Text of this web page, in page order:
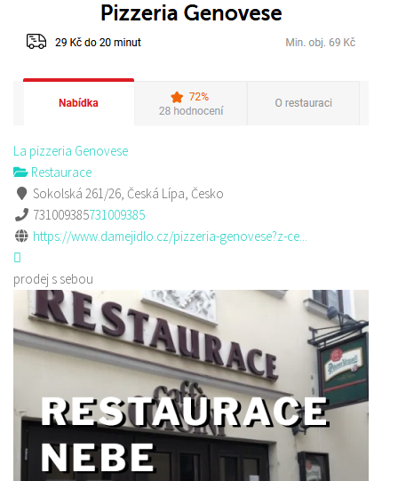
La pizzeria Genovese
Restaurace
Sokolská 261/26, Česká Lípa, Česko
731009385731009385
https://www.damejidlo.cz/pizzeria-genovese?z-ce...
prodej s sebou